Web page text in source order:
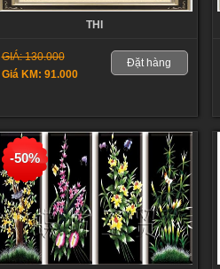
THI
GIÁ: 130.000
Giá KM: 91.000
Đặt hàng
-50%